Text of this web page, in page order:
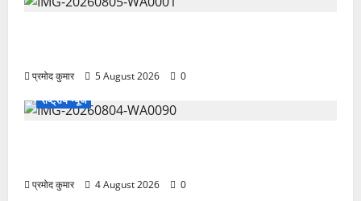
प्रमोद कुमार 5 August 2026
0
राष्ट्रीय न्यूज
प्रमोद कुमार 4 August 2026
0